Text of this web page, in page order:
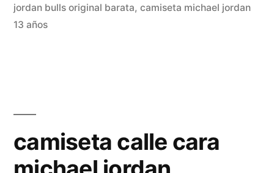
jordan bulls original barata, camiseta michael jordan
13 años
camiseta calle cara